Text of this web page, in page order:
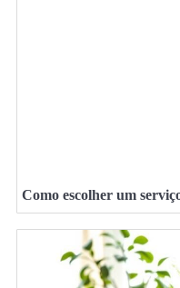
Como escolher um